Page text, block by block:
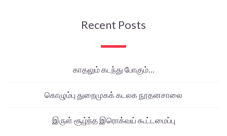
Recent Posts
காதலும் கடந்து போகும்…
கொழும்பு துறைமுகக் கடலக நூதனசாலை
இருள் சூழ்ந்த இரொக்வய் கூட்டமைப்பு